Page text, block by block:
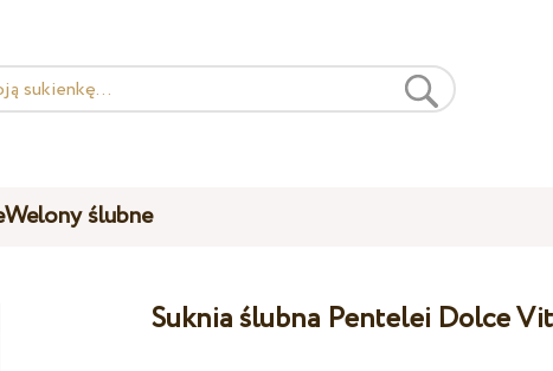
Welony ślubne
Suknia ślubna Pentelei Dolce